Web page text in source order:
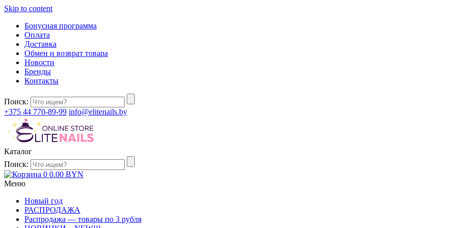
Skip to content
Бонусная программа
Оплата
Доставка
Обмен и возврат товара
Новости
Бренды
Контакты
Поиск:
+375 44 770-89-99 info@elitenails.by
Каталог
Поиск:
0 0.00 BYN
Меню
Новый год
РАСПРОДАЖА
Распродажа — товары по 3 рубля